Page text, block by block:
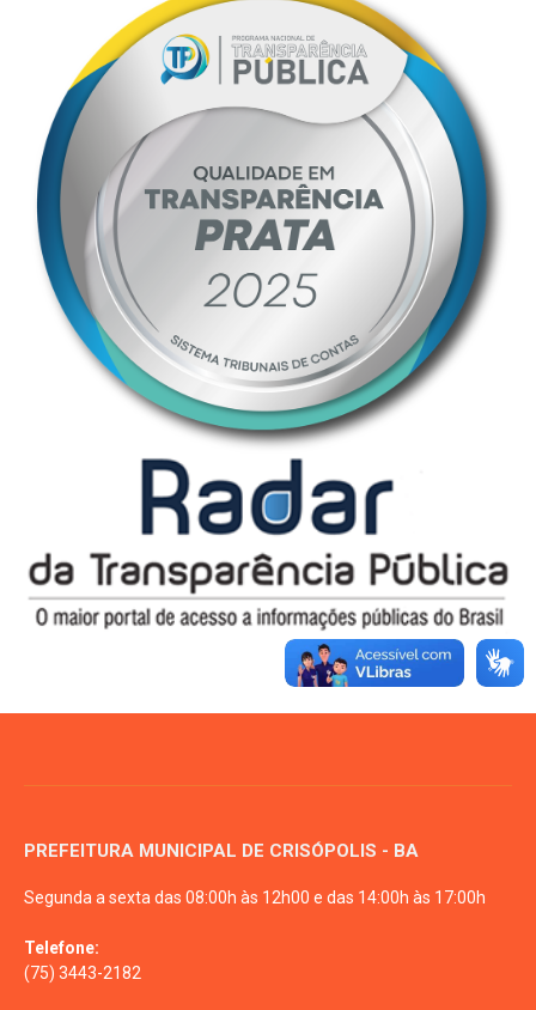
PREFEITURA MUNICIPAL DE CRISÓPOLIS - BA
Segunda a sexta das 08:00h às 12h00 e das 14:00h às 17:00h
Telefone:
(75) 3443-2182